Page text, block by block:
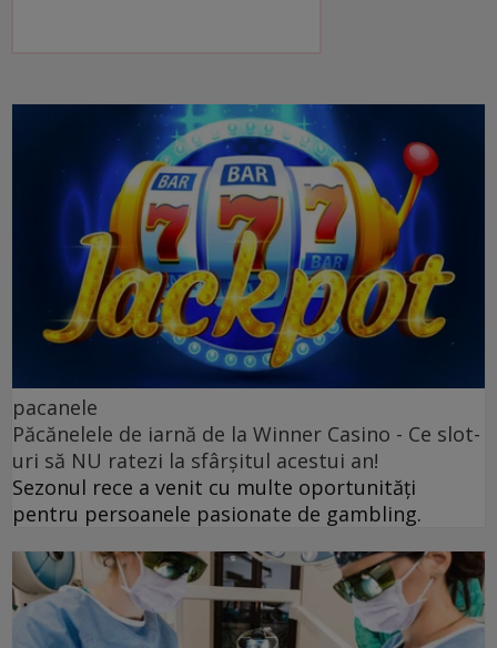
pacanele
Păcănelele de iarnă de la Winner Casino - Ce slot-
uri să NU ratezi la sfârșitul acestui an!
Sezonul rece a venit cu multe oportunități
pentru persoanele pasionate de gambling.